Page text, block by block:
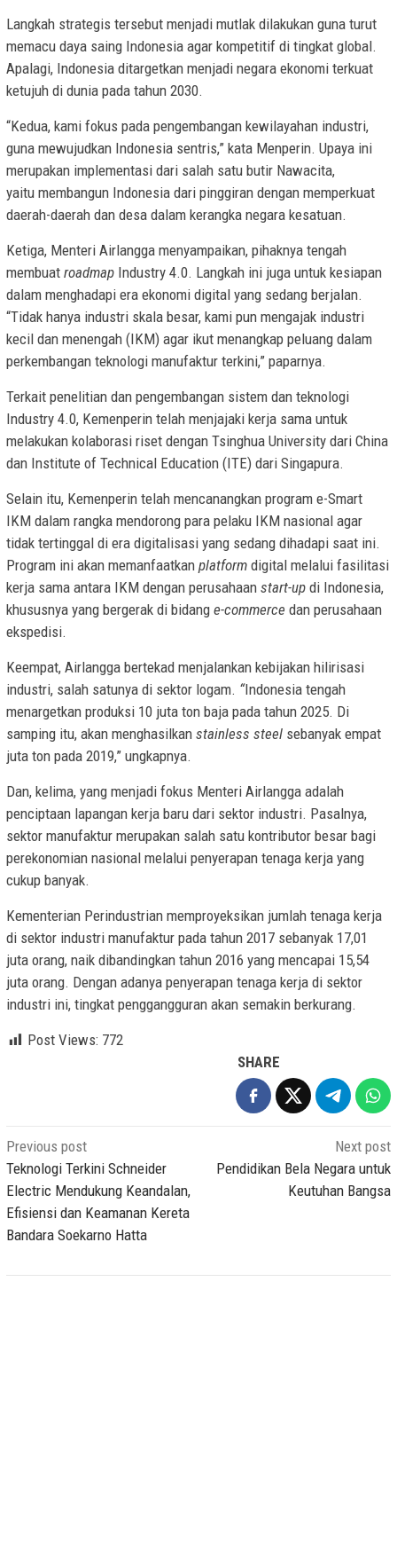
Langkah strategis tersebut menjadi mutlak dilakukan guna turut
memacu daya saing Indonesia agar kompetitif di tingkat global.
Apalagi, Indonesia ditargetkan menjadi negara ekonomi terkuat
ketujuh di dunia pada tahun 2030.
“Kedua, kami fokus pada pengembangan kewilayahan industri,
guna mewujudkan Indonesia sentris,” kata Menperin. Upaya ini
merupakan implementasi dari salah satu butir Nawacita,
yaitu membangun Indonesia dari pinggiran dengan memperkuat
daerah-daerah dan desa dalam kerangka negara kesatuan.
Ketiga, Menteri Airlangga menyampaikan, pihaknya tengah
membuat roadmap Industry 4.0. Langkah ini juga untuk kesiapan
dalam menghadapi era ekonomi digital yang sedang berjalan.
“Tidak hanya industri skala besar, kami pun mengajak industri
kecil dan menengah (IKM) agar ikut menangkap peluang dalam
perkembangan teknologi manufaktur terkini,” paparnya.
Terkait penelitian dan pengembangan sistem dan teknologi
Industry 4.0, Kemenperin telah menjajaki kerja sama untuk
melakukan kolaborasi riset dengan Tsinghua University dari China
dan Institute of Technical Education (ITE) dari Singapura.
Selain itu, Kemenperin telah mencanangkan program e-Smart
IKM dalam rangka mendorong para pelaku IKM nasional agar
tidak tertinggal di era digitalisasi yang sedang dihadapi saat ini.
Program ini akan memanfaatkan platform digital melalui fasilitasi
kerja sama antara IKM dengan perusahaan start-up di Indonesia,
khususnya yang bergerak di bidang e-commerce dan perusahaan
ekspedisi.
Keempat, Airlangga bertekad menjalankan kebijakan hilirisasi
industri, salah satunya di sektor logam. “Indonesia tengah
menargetkan produksi 10 juta ton baja pada tahun 2025. Di
samping itu, akan menghasilkan stainless steel sebanyak empat
juta ton pada 2019,” ungkapnya.
Dan, kelima, yang menjadi fokus Menteri Airlangga adalah
penciptaan lapangan kerja baru dari sektor industri. Pasalnya,
sektor manufaktur merupakan salah satu kontributor besar bagi
perekonomian nasional melalui penyerapan tenaga kerja yang
cukup banyak.
Kementerian Perindustrian memproyeksikan jumlah tenaga kerja
di sektor industri manufaktur pada tahun 2017 sebanyak 17,01
juta orang, naik dibandingkan tahun 2016 yang mencapai 15,54
juta orang. Dengan adanya penyerapan tenaga kerja di sektor
industri ini, tingkat penggangguran akan semakin berkurang.
Post Views: 772
SHARE
Post
navigation
Previous post
Teknologi Terkini Schneider
Electric Mendukung Keandalan,
Efisiensi dan Keamanan Kereta
Bandara Soekarno Hatta
Next post
Pendidikan Bela Negara untuk
Keutuhan Bangsa